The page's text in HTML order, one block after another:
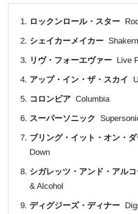
ロックンロール・スター
シェイカーメイカー
リヴ・フォーエヴァー Live
アップ・イン・ザ・スカイ
コロンビア Columbia
スーパーソニック
ブリング・イット・オン・
Down
シガレッツ・アンド・アル
& Alcohol
ディグジーズ・ディナー